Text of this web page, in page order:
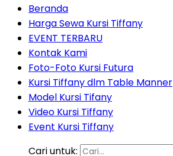
Beranda
Harga Sewa Kursi Tiffany
EVENT TERBARU
Kontak Kami
Foto-Foto Kursi Futura
Kursi Tiffany dlm Table Manner
Model Kursi Tifany
Video Kursi Tiffany
Event Kursi Tiffany
Cari untuk: